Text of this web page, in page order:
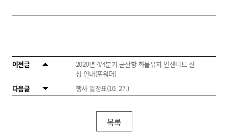
이전글
2020년 4/4분기 군산항 화물유치 인센티브 신
청 안내(포워더)
다음글
행사 일정표(10. 27.)
목록